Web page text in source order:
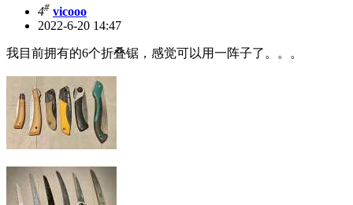
4# vicooo
2022-6-20 14:47
我目前拥有的6个折叠锯，感觉可以用一阵子了。。。